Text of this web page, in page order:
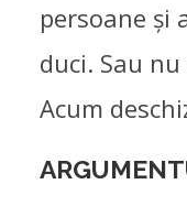
persoane și
duci. Sau
Acum